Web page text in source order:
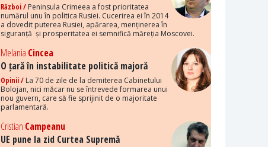
Război / Peninsula Crimeea a fost prioritatea
numărul unu în politica Rusiei. Cucerirea ei în 2014
a dovedit puterea Rusiei, apărarea, menținerea în
siguranță și prosperitatea ei semnifică măreția Moscovei.
Melania Cincea
O țară în instabilitate politică majoră
Opinii / La 70 de zile de la demiterea Cabinetului
Bolojan, nici măcar nu se întrevede formarea unui
nou guvern, care să fie sprijinit de o majoritate
parlamentară.
Cristian Campeanu
UE pune la zid Curtea Supremă